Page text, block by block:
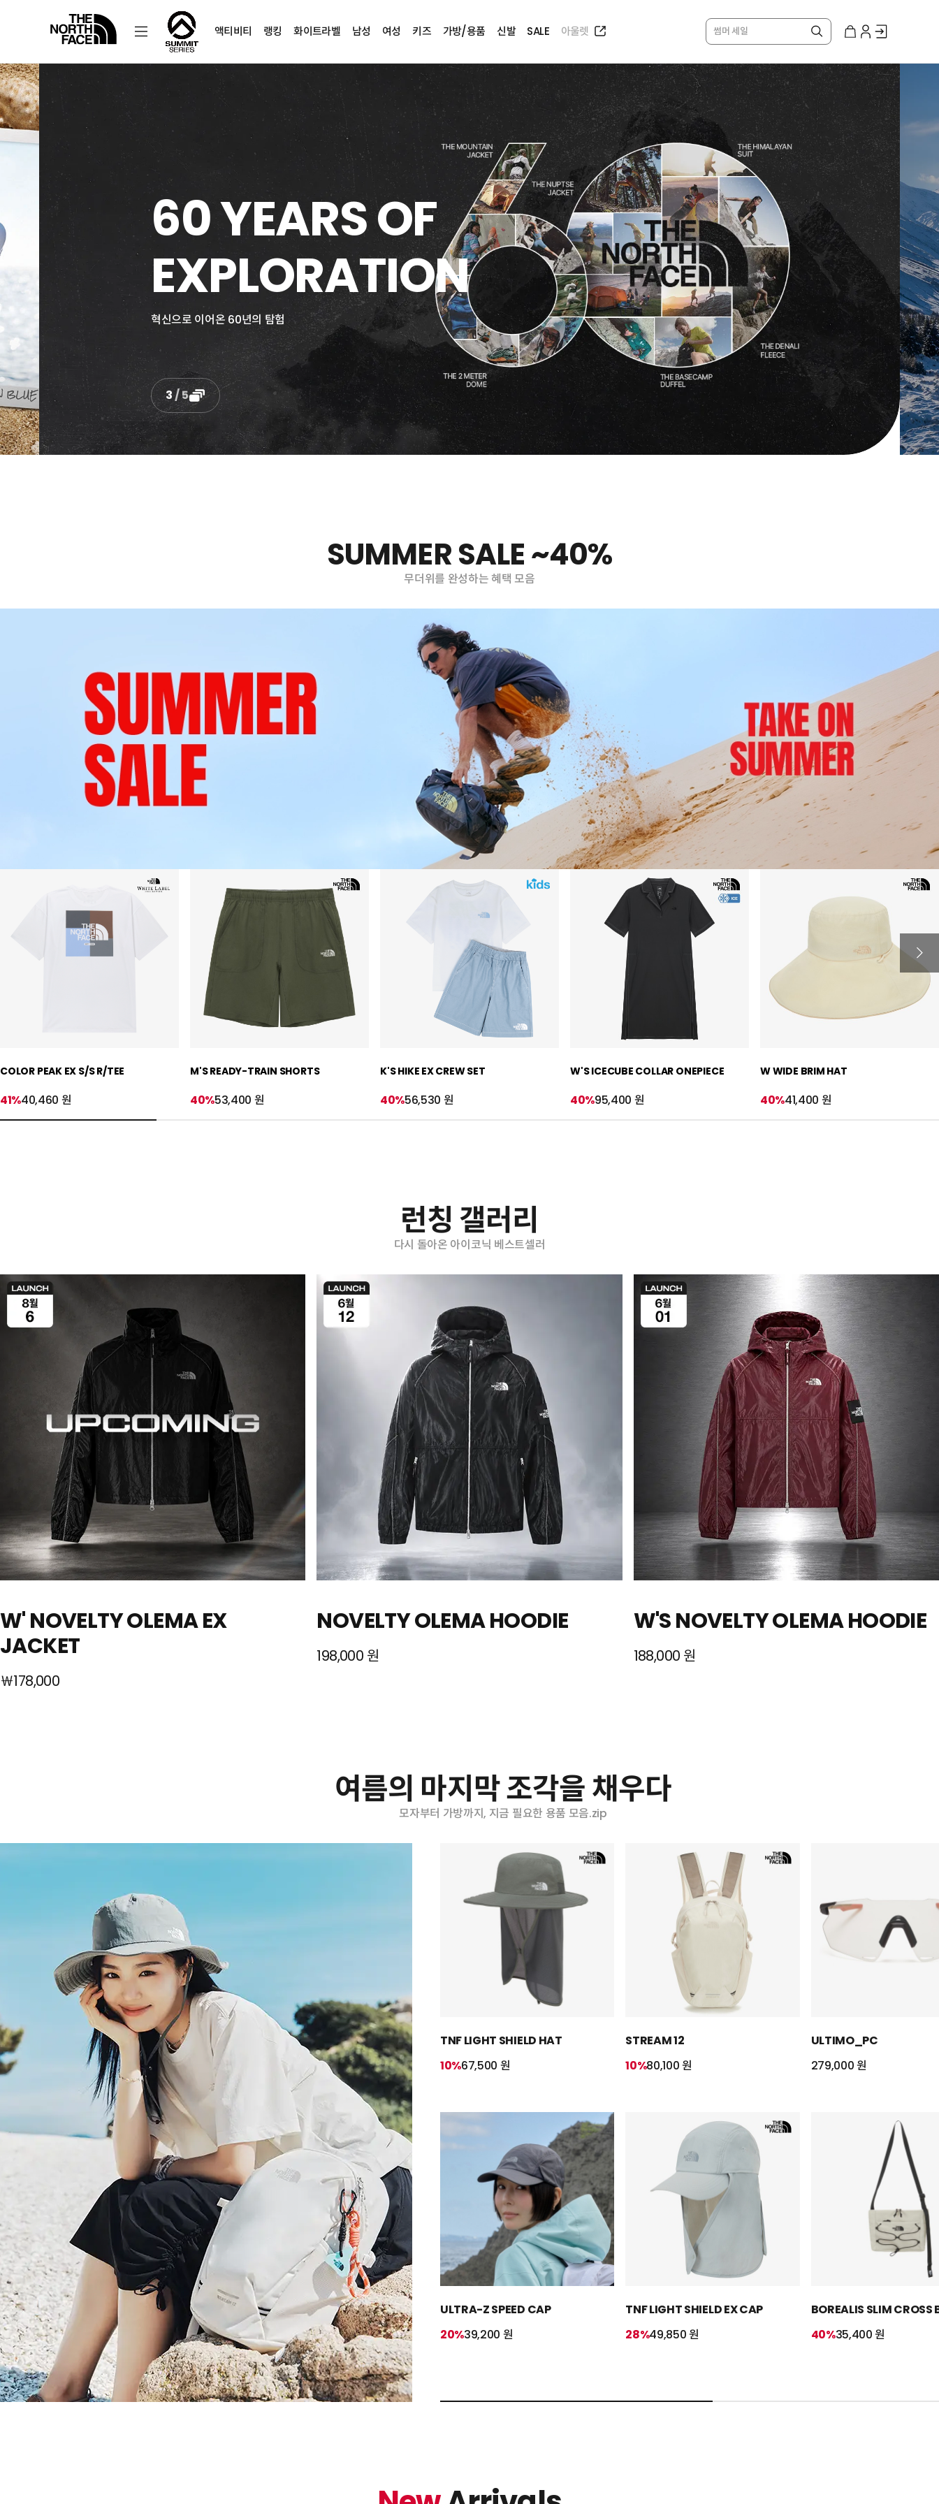
액티비티 랭킹 화이트라벨 남성 여성 키즈 가방/용품 신발 SALE 아울렛 썸머 세일
노
스
페
이
스
라
인
스
어
여름 탈출 원정대
뉴질랜드 · 제주도 여행권 이벤트
4/5
SUMMER SALE ~40%
무더위를 완성하는 혜택 모음
COLOR PEAK EX S/S R/TEE
40,460 원
41%
M'S READY-TRAIN SHORTS
53,400 원
40%
K'S HIKE EX CREW SET
56,530 원
40%
W'S ICECUBE COLLAR ONEPIECE
95,400 원
40%
W WIDE BRIM HAT
41,400 원
40%
런칭 갤러리
다시 돌아온 아이코닉 베스트셀러
W' NOVELTY OLEMA EX
JACKET
￦178,000
NOVELTY OLEMA HOODIE
198,000 원
W'S NOVELTY OLEMA HOODIE
188,000 원
여름의 마지막 조각을 채우다
모자부터 가방까지, 지금 필요한 용품 모음.zip
TNF LIGHT SHIELD HAT
67,500 원
10%
STREAM 12
80,100 원
10%
ULTIMO_PC
279,000 원
ULTRA-Z SPEED CAP
39,200 원
20%
TNF LIGHT SHIELD EX CAP
49,850 원
28%
BOREALIS SLIM CROSS
35,400 원
40%